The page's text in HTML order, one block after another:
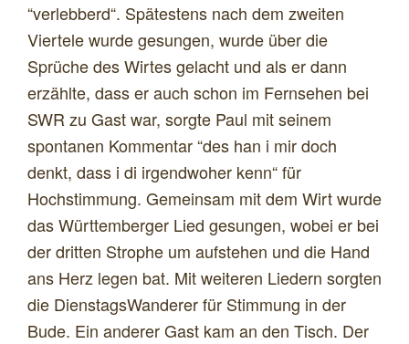
“verlebberd“. Spätestens nach dem zweiten
Viertele wurde gesungen, wurde über die
Sprüche des Wirtes gelacht und als er dann
erzählte, dass er auch schon im Fernsehen bei
SWR zu Gast war, sorgte Paul mit seinem
spontanen Kommentar “des han i mir doch
denkt, dass i di irgendwoher kenn“ für
Hochstimmung. Gemeinsam mit dem Wirt wurde
das Württemberger Lied gesungen, wobei er bei
der dritten Strophe um aufstehen und die Hand
ans Herz legen bat. Mit weiteren Liedern sorgten
die DienstagsWanderer für Stimmung in der
Bude. Ein anderer Gast kam an den Tisch. Der